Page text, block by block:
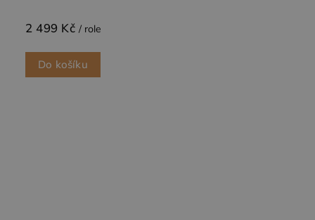
2 499 Kč / role
Do košíku